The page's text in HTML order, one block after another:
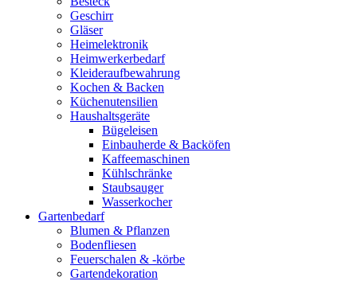
Geschirr
Gläser
Heimelektronik
Heimwerkerbedarf
Kleideraufbewahrung
Kochen & Backen
Küchenutensilien
Haushaltsgeräte
Bügeleisen
Einbauherde & Backöfen
Kaffeemaschinen
Kühlschränke
Staubsauger
Wasserkocher
Gartenbedarf
Blumen & Pflanzen
Bodenfliesen
Feuerschalen & -körbe
Gartendekoration